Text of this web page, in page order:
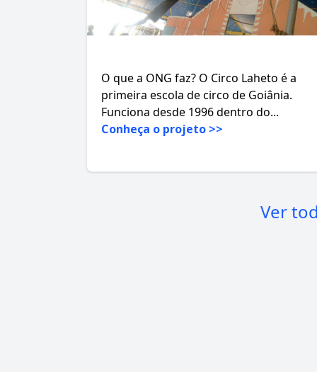
O que a ONG faz? O Circo Laheto é a
primeira escola de circo de Goiânia.
Funciona desde 1996 dentro do...
Conheça o projeto >>
Ver